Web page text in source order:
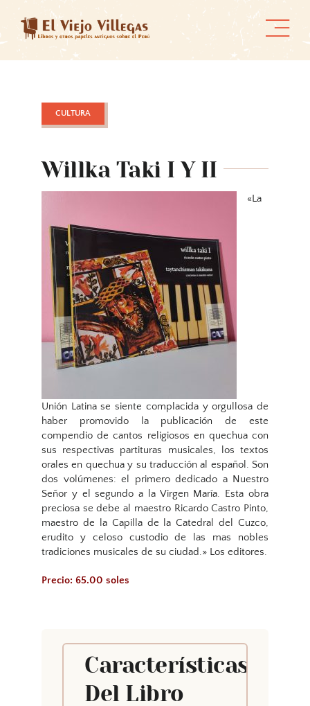
content
CULTURA
Willka Taki I Y II
«La
Unión Latina se siente complacida y orgullosa de
haber promovido la publicación de este
compendio de cantos religiosos en quechua con
sus respectivas partituras musicales, los textos
orales en quechua y su traducción al español. Son
dos volúmenes: el primero dedicado a Nuestro
Señor y el segundo a la Virgen María. Esta obra
preciosa se debe al maestro Ricardo Castro Pinto,
maestro de la Capilla de la Catedral del Cuzco,
erudito y celoso custodio de las mas nobles
tradiciones musicales de su ciudad.» Los editores.
Precio: 65.00 soles
Características
Del Libro